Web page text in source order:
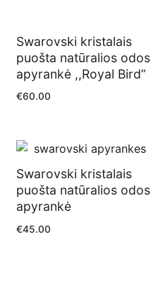
Swarovski kristalais
puošta natūralios odos
apyrankė ,,Royal Bird”
€60.00
Swarovski kristalais
puošta natūralios odos
apyrankė
€45.00